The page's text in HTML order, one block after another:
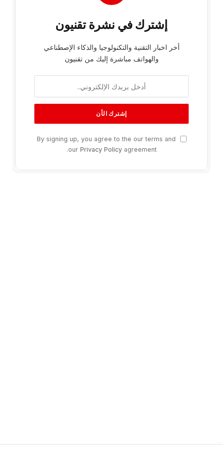
إشترك في نشرة تقنيون
أخر اخبار التقنية والتكنولوجيا والذكاء الإصطناعي
والهواتف مباشرة إليك من تقنيون
By signing up, you agree to the our terms and
our Privacy Policyagreement.